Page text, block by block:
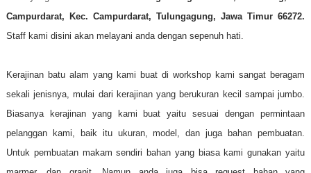
Campurdarat, Kec. Campurdarat, Tulungagung, Jawa Timur 66272.
Staff kami disini akan melayani anda dengan sepenuh hati.
Kerajinan batu alam yang kami buat di workshop kami sangat beragam
sekali jenisnya, mulai dari kerajinan yang berukuran kecil sampai jumbo.
Biasanya kerajinan yang kami buat yaitu sesuai dengan permintaan
pelanggan kami, baik itu ukuran, model, dan juga bahan pembuatan.
Untuk pembuatan makam sendiri bahan yang biasa kami gunakan yaitu